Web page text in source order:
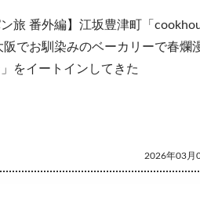
ン旅 番外編】江坂豊津町「
阪でお馴染みのベーカリーで春爛
をイートインしてきた
2026年03月